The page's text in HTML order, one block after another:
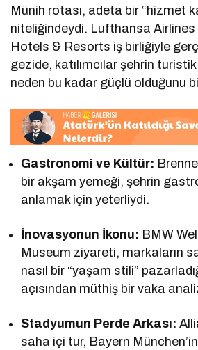
Münih rotası, adeta bir “hizmet
niteliğindeydi. Lufthansa Airlines
Hotels & Resorts iş birliğiyle
gezide, katılımcılar şehrin turistik
neden bu kadar güçlü olduğunu
Gastronomi ve Kültür:
bir akşam yemeği, şehrin
anlamak için yeterliydi.
İnovasyonun İkonu: BMW
Museum ziyareti, markaların
nasıl bir “yaşam stili”
açısından müthiş bir vaka
Stadyumun Perde Arkası:
saha içi tur, Bayern